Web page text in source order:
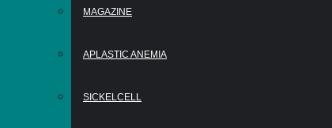
MAGAZINE
APLASTIC ANEMIA
SICKELCELL